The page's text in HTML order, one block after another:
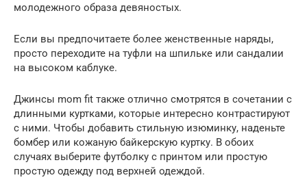
молодежного образа девяностых.
Если вы предпочитаете более женственные наряды,
просто переходите на туфли на шпильке или сандалии
на высоком каблуке.
Джинсы mom fit также отлично смотрятся в сочетании с
длинными куртками, которые интересно контрастируют
с ними. Чтобы добавить стильную изюминку, наденьте
бомбер или кожаную байкерскую куртку. В обоих
случаях выберите футболку с принтом или простую
простую одежду под верхней одеждой.